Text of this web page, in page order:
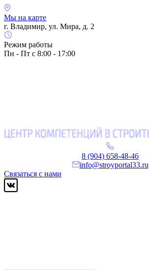
Мы на карте
г. Владимир, ул. Мира, д. 2
Режим работы
Пн - Пт с 8:00 - 17:00
8 (904) 658-48-46
info@stroyportal33.ru
Связаться с нами